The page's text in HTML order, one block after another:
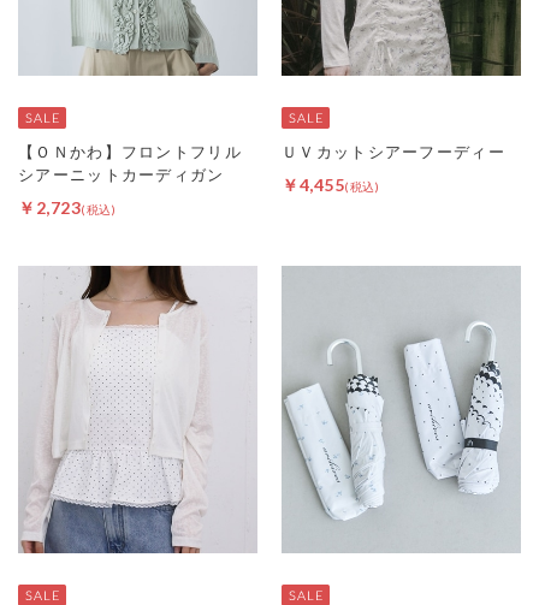
【ＯＮかわ】フロントフリル
シアーニットカーディガン
￥2,723
ＵＶカットシアーフーディー
￥4,455